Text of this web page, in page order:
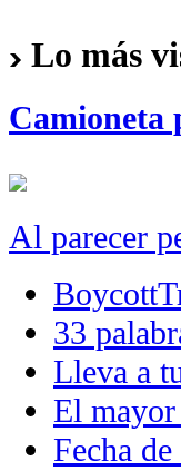
Lo más
Camioneta
Al parecer
33
Lleva a
El
Fecha